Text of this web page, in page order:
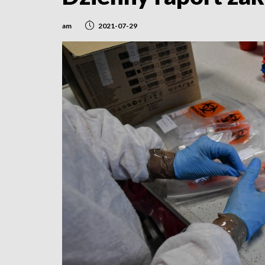
am 2021-07-29